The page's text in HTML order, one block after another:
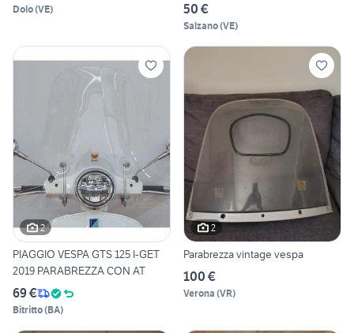
Dolo(VE) 50 €
Salzano(VE)
2
PIAGGIO VESPA GTS 125 I-GET
2019 PARABREZZA CON AT
69 €
Bitritto(BA)
2
Parabrezza vintage vespa
100 €
Verona (VR)